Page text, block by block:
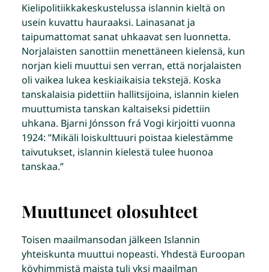
Kielipolitiikkakeskustelussa islannin kieltä on
usein kuvattu hauraaksi. Lainasanat ja
taipumattomat sanat uhkaavat sen luonnetta.
Norjalaisten sanottiin menettäneen kielensä, kun
norjan kieli muuttui sen verran, että norjalaisten
oli vaikea lukea keskiaikaisia tekstejä. Koska
tanskalaisia pidettiin hallitsijoina, islannin kielen
muuttumista tanskan kaltaiseksi pidettiin
uhkana. Bjarni Jónsson frá Vogi kirjoitti vuonna
1924: ”Mikäli loiskulttuuri poistaa kielestämme
taivutukset, islannin kielestä tulee huonoa
tanskaa.”
Muuttuneet olosuhteet
Toisen maailmansodan jälkeen Islannin
yhteiskunta muuttui nopeasti. Yhdestä Euroopan
köyhimmistä maista tuli yksi maailman